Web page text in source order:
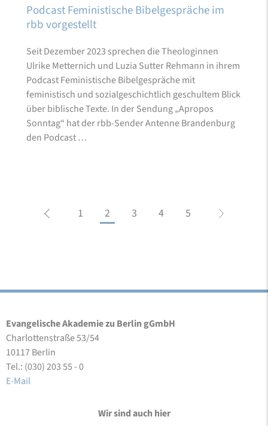
Podcast Feministische Bibelgespräche im
rbb vorgestellt
Seit Dezember 2023 sprechen die Theologinnen
Ulrike Metternich und Luzia Sutter Rehmann in ihrem
Podcast Feministische Bibelgespräche mit
feministisch und sozialgeschichtlich geschultem Blick
über biblische Texte. In der Sendung „Apropos
Sonntag“ hat der rbb-Sender Antenne Brandenburg
den Podcast …
1 2 3 4 5
Evangelische Akademie zu Berlin gGmbH
Charlottenstraße 53/54
10117 Berlin
Tel.: (030) 203 55 - 0
E-Mail
Wir sind auch hier